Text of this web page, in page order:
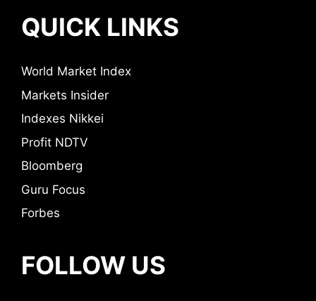
QUICK LINKS
World Market Index
Markets Insider
Indexes Nikkei
Profit NDTV
Bloomberg
Guru Focus
Forbes
FOLLOW US